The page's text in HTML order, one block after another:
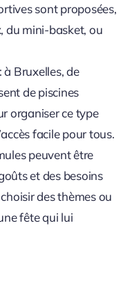
sont proposées,
du mini-basket, ou
: à Bruxelles, de
de piscines
organiser ce type
facile pour tous.
peuvent être
et des besoins
des thèmes ou
fête qui lui